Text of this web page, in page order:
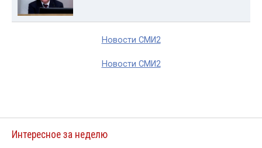
Новости СМИ2
Новости СМИ2
Интересное за неделю